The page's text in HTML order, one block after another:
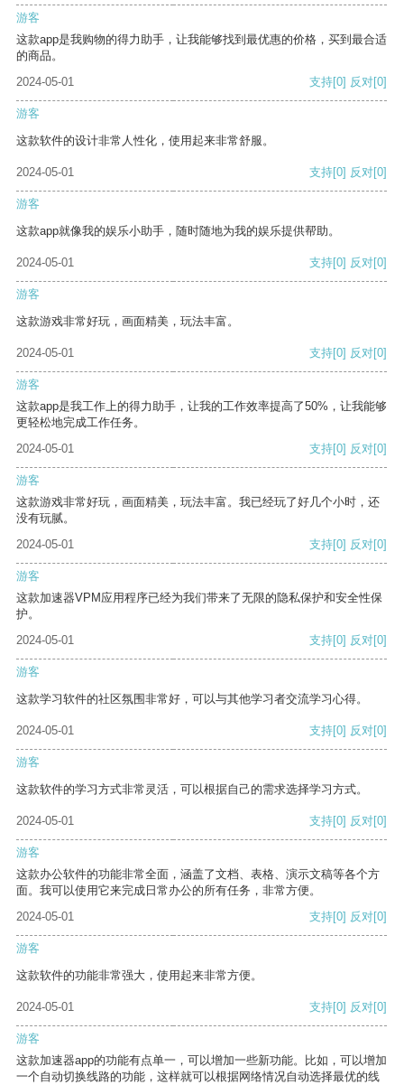
游客
这款app是我购物的得力助手，让我能够找到最优惠的价格，买到最合适
的商品。
2024-05-01
支持[0] 反对[0]
游客
这款软件的设计非常人性化，使用起来非常舒服。
2024-05-01 支持[0] 反对[0]
游客
这款app就像我的娱乐小助手，随时随地为我的娱乐提供帮助。
2024-05-01 支持[0] 反对[0]
游客
这款游戏非常好玩，画面精美，玩法丰富。
2024-05-01 支持[0] 反对[0]
游客
这款app是我工作上的得力助手，让我的工作效率提高了50%，让我能够
更轻松地完成工作任务。
2024-05-01
支持[0] 反对[0]
游客
这款游戏非常好玩，画面精美，玩法丰富。我已经玩了好几个小时，还
没有玩腻。
2024-05-01
支持[0] 反对[0]
游客
这款加速器VPM应用程序已经为我们带来了无限的隐私保护和安全性保
护。
2024-05-01
支持[0] 反对[0]
游客
这款学习软件的社区氛围非常好，可以与其他学习者交流学习心得。
2024-05-01 支持[0] 反对[0]
游客
这款软件的学习方式非常灵活，可以根据自己的需求选择学习方式。
2024-05-01 支持[0] 反对[0]
游客
这款办公软件的功能非常全面，涵盖了文档、表格、演示文稿等各个方
面。我可以使用它来完成日常办公的所有任务，非常方便。
2024-05-01
支持[0] 反对[0]
游客
这款软件的功能非常强大，使用起来非常方便。
2024-05-01 支持[0] 反对[0]
游客
这款加速器app的功能有点单一，可以增加一些新功能。比如，可以增加
一个自动切换线路的功能，这样就可以根据网络情况自动选择最优的线